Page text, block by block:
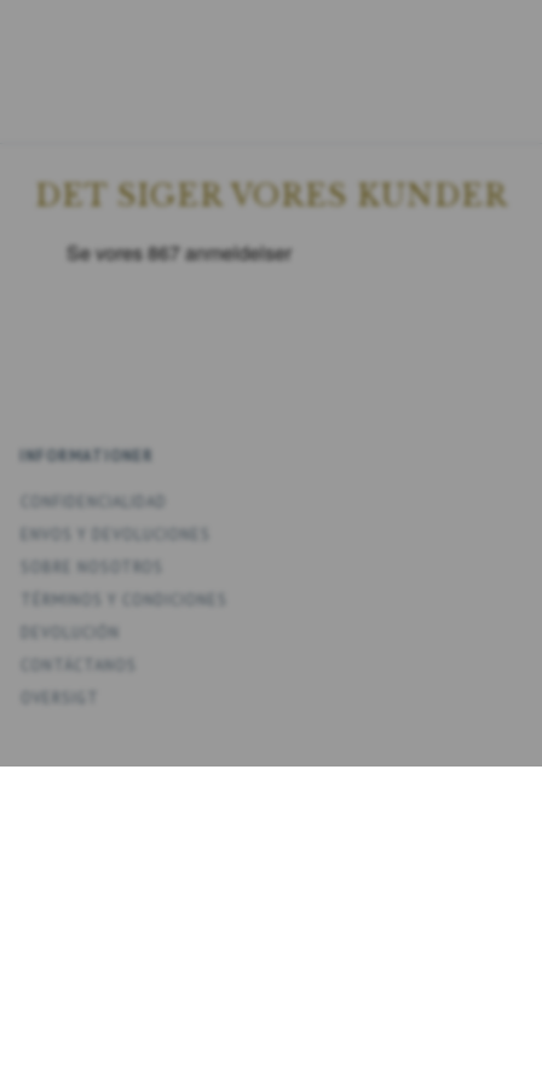
DET SIGER VORES KUNDER
INFORMATIONER
CONFIDENCIALIDAD
TÉRMINOS Y CONDICIONES
CONTÁCTANOS